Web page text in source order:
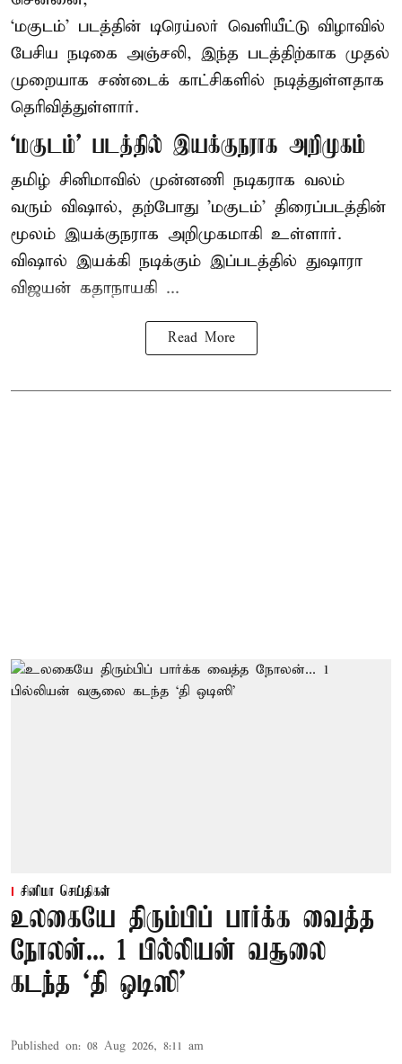
‘மகுடம்’ படத்தின் டிரெய்லர் வெளியீட்டு விழாவில்
பேசிய நடிகை அஞ்சலி, இந்த படத்திற்காக முதல்
முறையாக சண்டைக் காட்சிகளில் நடித்துள்ளதாக
தெரிவித்துள்ளார்.
‘மகுடம்’ படத்தில் இயக்குநராக அறிமுகம்
தமிழ் சினிமாவில் முன்னணி நடிகராக வலம்
வரும் விஷால், தற்போது 'மகுடம்' திரைப்படத்தின்
மூலம் இயக்குநராக அறிமுகமாகி உள்ளார்.
விஷால் இயக்கி நடிக்கும் இப்படத்தில் துஷாரா
விஜயன் கதாநாயகி ...
Read More
சினிமா செய்திகள்
உலகையே திரும்பிப் பார்க்க வைத்த
நோலன்... 1 பில்லியன் வசூலை
கடந்த ‘தி ஒடிஸி’
Published on: 08 Aug 2026, 8:11 am